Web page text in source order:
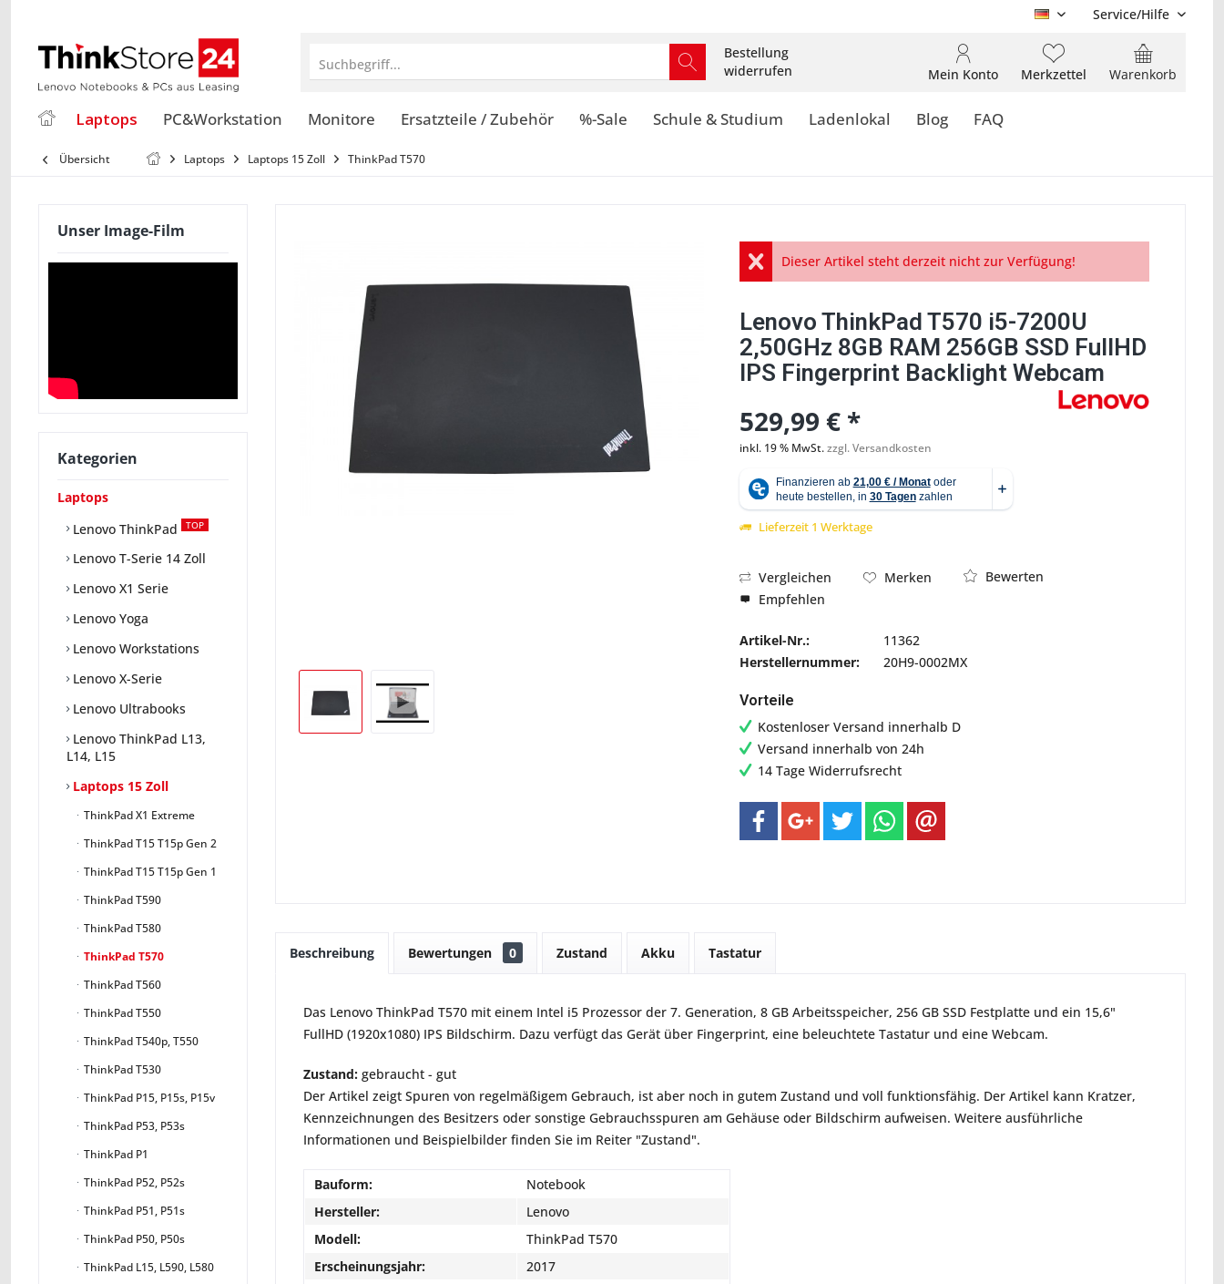
DE Service/Hilfe
Suchbegriff...
Bestellung
widerrufen
Warenkorb
Merkzettel
Mein Konto
Laptops PC&Workstation Monitore Ersatzteile / Zubehör %-Sale Schule & Studium Ladenlokal Blog FAQ
Übersicht Laptops Laptops 15 Zoll ThinkPad T570
Unser Image-Film
Kategorien
Laptops
Lenovo ThinkPad
TOP
Lenovo T-Serie 14 Zoll
Lenovo X1 Serie
Lenovo Yoga
Lenovo Workstations
Lenovo X-Serie
Lenovo Ultrabooks
Lenovo ThinkPad L13,
L14, L15
Laptops 15 Zoll
ThinkPad X1 Extreme
ThinkPad T15 T15p Gen 2
ThinkPad T15 T15p Gen 1
ThinkPad T590
ThinkPad T580
ThinkPad T570
ThinkPad T560
ThinkPad T550
ThinkPad T540p, T550
ThinkPad T530
ThinkPad P15, P15s, P15v
ThinkPad P53, P53s
ThinkPad P1
ThinkPad P52, P52s
ThinkPad P51, P51s
ThinkPad P50, P50s
ThinkPad L15, L590, L580
Dieser Artikel steht derzeit nicht zur Verfügung!
Lenovo ThinkPad T570 i5-7200U
2,50GHz 8GB RAM 256GB SSD FullHD
IPS Fingerprint Backlight Webcam
529,99 € *
inkl. 19 % MwSt.zzgl. Versandkosten
Lieferzeit 1 Werktage
Vergleichen Merken
Bewerten
Empfehlen
Artikel-Nr.:
11362
Herstellernummer:
20H9-0002MX
Vorteile
Kostenloser Versand innerhalb D
Versand innerhalb von 24h
14 Tage Widerrufsrecht
Beschreibung Bewertungen 0 Zustand Akku Tastatur
Das Lenovo ThinkPad T570 mit einem Intel i5 Prozessor der 7. Generation, 8 GB Arbeitsspeicher, 256 GB SSD Festplatte und ein 15,6"
FullHD (1920x1080) IPS Bildschirm. Dazu verfügt das Gerät über Fingerprint, eine beleuchtete Tastatur und eine Webcam.
Zustand: gebraucht - gut
Der Artikel zeigt Spuren von regelmäßigem Gebrauch, ist aber noch in gutem Zustand und voll funktionsfähig. Der Artikel kann Kratzer,
Kennzeichnungen des Besitzers oder sonstige Gebrauchsspuren am Gehäuse oder Bildschirm aufweisen. Weitere ausführliche
Informationen und Beispielbilder finden Sie im Reiter "Zustand".
Bauform:
Notebook
Hersteller:
Lenovo
Modell:
ThinkPad T570
Erscheinungsjahr:
2017